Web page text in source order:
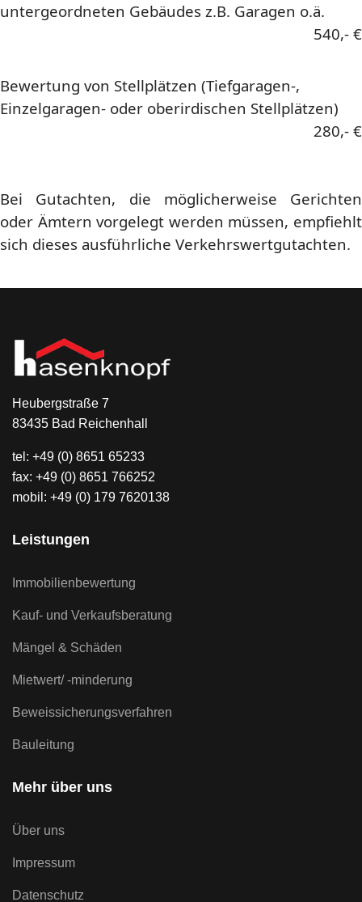
untergeordneten Gebäudes z.B. Garagen o.ä.
540,- €
Bewertung von Stellplätzen (Tiefgaragen-,
Einzelgaragen- oder oberirdischen Stellplätzen)
280,- €
Bei Gutachten, die möglicherweise Gerichten
oder Ämtern vorgelegt werden müssen, empfiehlt
sich dieses ausführliche Verkehrswertgutachten.
Heubergstraße 7
83435 Bad Reichenhall
tel: +49 (0) 8651 65233
fax: +49 (0) 8651 766252
mobil: +49 (0) 179 7620138
Leistungen
Immobilienbewertung
Kauf- und Verkaufsberatung
Mängel & Schäden
Mietwert/ -minderung
Beweissicherungsverfahren
Bauleitung
Mehr über uns
Über uns
Impressum
Datenschutz